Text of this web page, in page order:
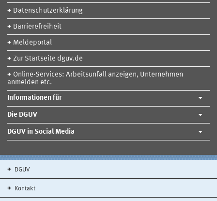
Datenschutzerklärung
Barrierefreiheit
Meldeportal
Zur Startseite dguv.de
Online-Services: Arbeitsunfall anzeigen, Unternehmen
anmelden etc.
Informationen für
Die DGUV
DGUV in Social Media
DGUV
Kontakt